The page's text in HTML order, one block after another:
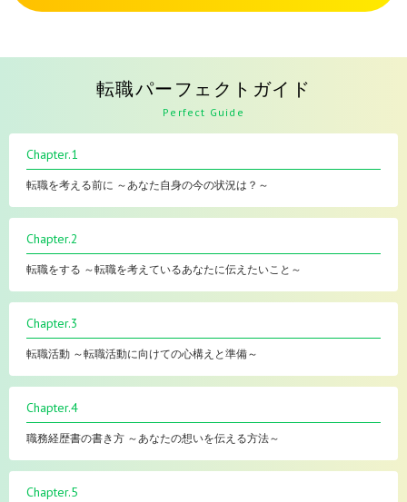
転職パーフェクトガイド
Perfect Guide
Chapter.1
転職を考える前に ～あなた自身の今の状況は？～
Chapter.2
転職をする ～転職を考えているあなたに伝えたいこと～
Chapter.3
転職活動 ～転職活動に向けての心構えと準備～
Chapter.4
職務経歴書の書き方 ～あなたの想いを伝える方法～
Chapter.5